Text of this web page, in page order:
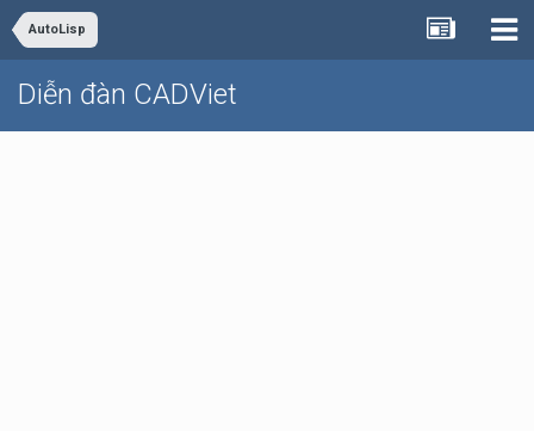
AutoLisp
Diễn đàn CADViet